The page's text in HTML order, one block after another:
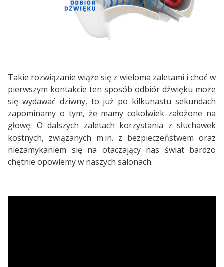
Takie rozwiązanie wiąże się z wieloma zaletami i choć w
pierwszym kontakcie ten sposób odbiór dźwięku może
się wydawać dziwny, to już po kilkunastu sekundach
zapominamy o tym, że mamy cokolwiek założone na
głowę. O dalszych zaletach korzystania z słuchawek
kostnych, związanych m.in. z bezpieczeństwem oraz
niezamykaniem się na otaczający nas świat bardzo
chętnie opowiemy w naszych salonach.